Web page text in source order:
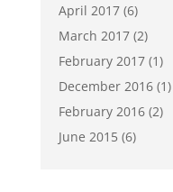
April 2017(6)
March 2017(2)
February 2017(1)
December 2016(1)
February 2016(2)
June 2015 (6)